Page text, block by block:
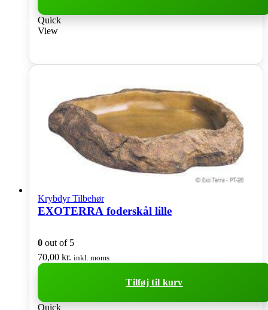
Quick
View
Krybdyr Tilbehør
EXOTERRA foderskål lille
0 out of 5
70,00 kr. inkl. moms
Tilføj til kurv
Quick